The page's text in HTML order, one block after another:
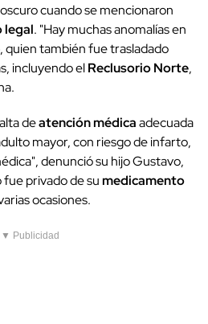
cuando se mencionaron
legal. "Hay muchas anomalías en
quien también fue trasladado
incluyendo elReclusorio Norte,
deatención médicaadecuada
mayor, con riesgo de infarto,
denunció su hijo Gustavo,
privado de sumedicamento
ocasiones.
▼ Publicidad